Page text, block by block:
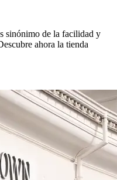
sinónimo de la facilidad y
ahora la tienda